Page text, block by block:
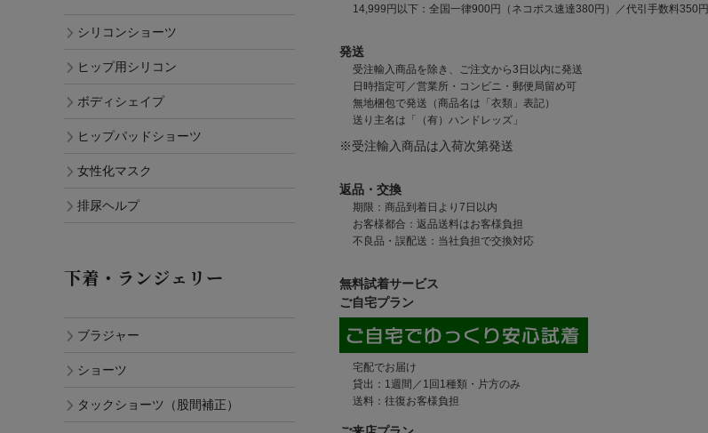
14,999円以下：全国一律900円（ネコポス速達380円）／代引手数料350円
発送
受注輸入商品を除き、ご注文から3日以内に発送
日時指定可／営業所・コンビニ・郵便局留め可
無地梱包で発送（商品名は「衣類」表記）
送り主名は「（有）ハンドレッズ」
※受注輸入商品は入荷次第発送
返品・交換
期限：商品到着日より7日以内
お客様都合：返品送料はお客様負担
不良品・誤配送：当社負担で交換対応
無料試着サービス
ご自宅プラン
宅配でお届け
貸出：1週間／1回1種類・片方のみ
送料：往復お客様負担
シリコンショーツ
ヒップ用シリコン
ボディシェイプ
ヒップパッドショーツ
女性化マスク
排尿ヘルプ
下着・ランジェリー
ブラジャー
ショーツ
タックショーツ（股間補正）